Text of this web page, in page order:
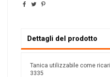
Dettagli del prodotto
Tanica utilizzabile come
3335